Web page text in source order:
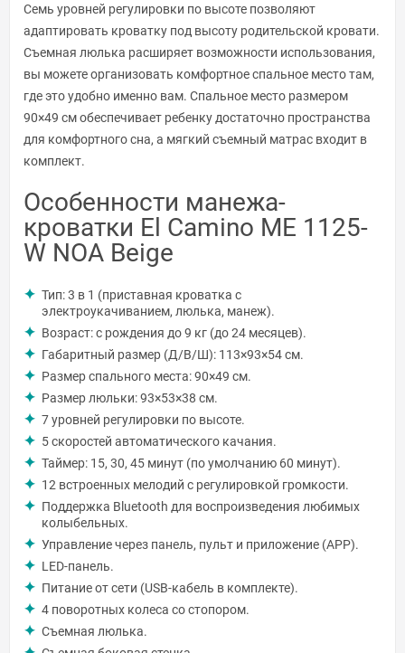
Семь уровней регулировки по высоте позволяют
адаптировать кроватку под высоту родительской кровати.
Съемная люлька расширяет возможности использования,
вы можете организовать комфортное спальное место там,
где это удобно именно вам. Спальное место размером
90×49 см обеспечивает ребенку достаточно пространства
для комфортного сна, а мягкий съемный матрас входит в
комплект.
Особенности манежа-
кроватки El Camino ME 1125-
W NOA Beige
Тип: 3 в 1 (приставная кроватка с
электроукачиванием, люлька, манеж).
Возраст: с рождения до 9 кг (до 24 месяцев).
Габаритный размер (Д/В/Ш): 113×93×54 см.
Размер спального места: 90×49 см.
Размер люльки: 93×53×38 см.
7 уровней регулировки по высоте.
5 скоростей автоматического качания.
Таймер: 15, 30, 45 минут (по умолчанию 60 минут).
12 встроенных мелодий с регулировкой громкости.
Поддержка Bluetooth для воспроизведения любимых
колыбельных.
Управление через панель, пульт и приложение (APP).
LED-панель.
Питание от сети (USB-кабель в комплекте).
4 поворотных колеса со стопором.
Съемная люлька.